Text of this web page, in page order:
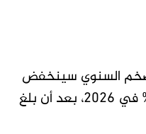
السنوي سينخفض
إلى 54.6% في 2025 و16.1% في 2026، بعد أن بلغ